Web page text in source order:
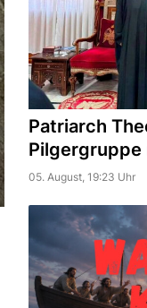
Patriarch
05. August, 19:23 Uhr